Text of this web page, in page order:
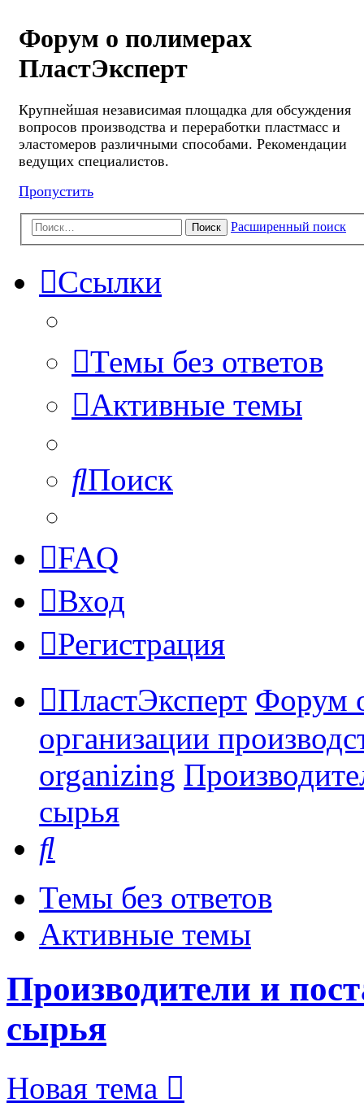
Форум о полимерах
ПластЭксперт
Крупнейшая независимая площадка для обсуждения
вопросов производства и переработки пластмасс и
эластомеров различными способами. Рекомендации
ведущих специалистов.
Пропустить
Поиск Расширенный поиск
Ссылки
Темы без ответов
Активные темы
Поиск
FAQ
Вход
Регистрация
ПластЭксперт Форум
организации
organizing
сырья
Темы без ответов
Активные темы
Производители и
сырья
Новая тема